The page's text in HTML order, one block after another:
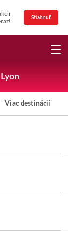
Stiahnuť
Viac destinácií